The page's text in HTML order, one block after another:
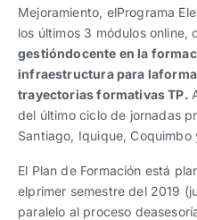
Mejoramiento, elPrograma
los últimos 3 módulos online,
gestióndocente en la
infraestructura para
trayectorias formativas TP.
del último ciclo de jornadas
Santiago, Iquique,
El Plan de Formación está
elprimer semestre del 2019
paralelo al proceso